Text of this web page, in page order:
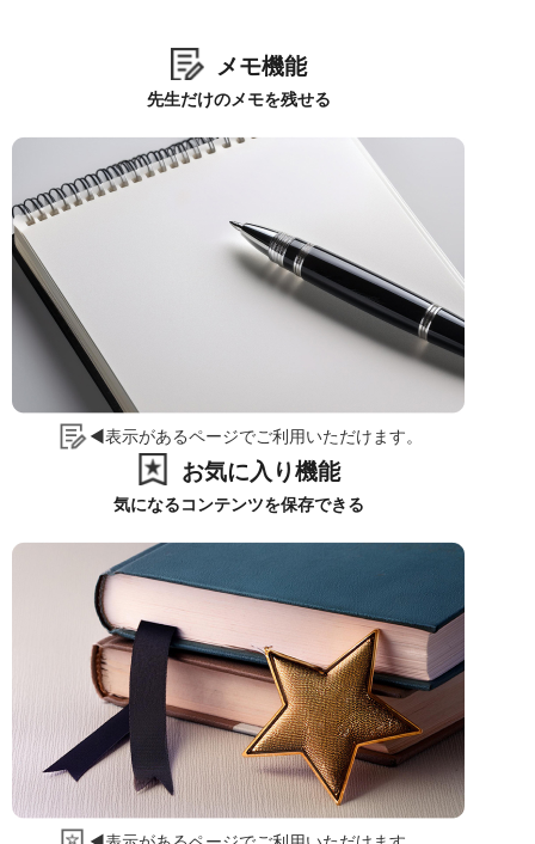
メモ機能
先生だけのメモを残せる
◀表示があるページでご利用いただけます。
お気に入り機能
気になるコンテンツを保存できる